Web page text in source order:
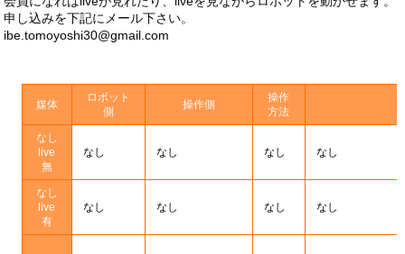
申し込みを下記にメール下さい。
ibe.tomoyoshi30@gmail.com
媒体
ロボット
側
操作側
操作
方法
なし
live
無
なし なし なし なし
なし
live
有
なし なし なし なし